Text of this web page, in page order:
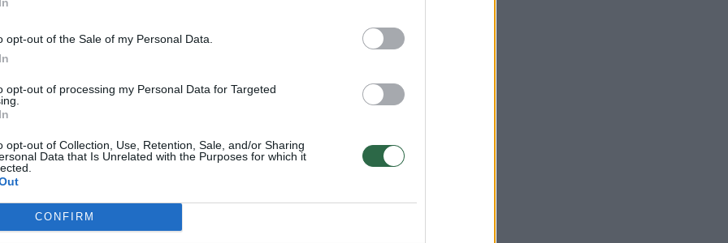
opt-out of the Sale of my Personal Data.
opt-out of processing my Personal Data for Targeted
opt-out of Collection, Use, Retention, Sale, and/or Sharing
Data that Is Unrelated with the Purposes for which it
CONFIRM
konfliktą su „Ryto“
sudėtį registravo dar
legionierių ir Martyno Pacevičiaus
(26:47), bet galiausiai bandė pralaužti
– 33:47. Nate‘as Johnsonas tiksliu šūviu uždarė
priartėjo dar labiau – 40:51.